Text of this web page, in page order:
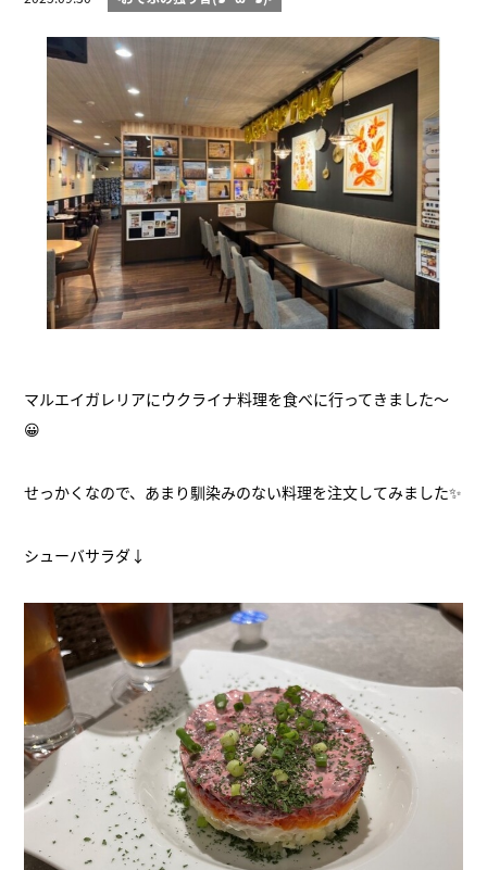
マルエイガレリアにウクライナ料理を食べに行ってきました～
😀
せっかくなので、あまり馴染みのない料理を注文してみました✨
シューバサラダ↓